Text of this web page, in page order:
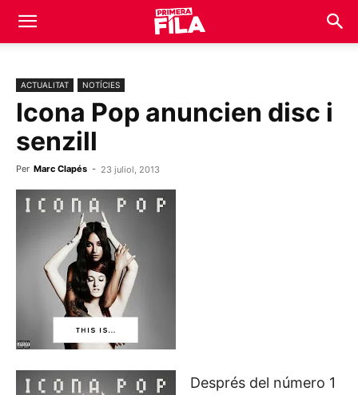
ACTUALITAT NOTÍCIES
Icona Pop anuncien disc i
senzill
Per Marc Clapés - 23 juliol, 2013
Després del número 1